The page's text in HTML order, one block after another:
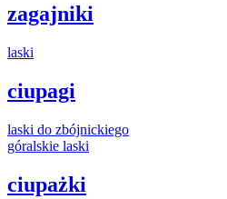
zagajniki
laski
ciupagi
laski do zbójnickiego
góralskie laski
ciupażki